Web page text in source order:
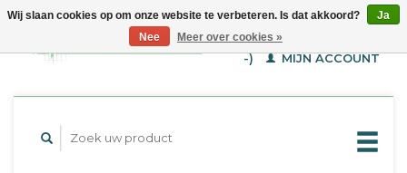
WINKELWAGEN (€--,-
-)
MIJN ACCOUNT
Wij slaan cookies op om onze website te verbeteren. Is dat akkoord?
Ja
Nee
Meer over cookies »